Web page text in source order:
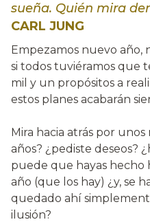
sueña. Quién mira
CARL JUNG
Empezamos nuevo año,
si todos tuviéramos que
mil y un propósitos a
estos planes acabarán
Mira hacia atrás por
años? ¿pediste deseos?
puede que hayas
año (que los hay) ¿y, se
quedado ahí
ilusión?